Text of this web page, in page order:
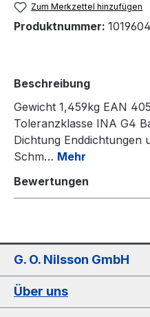
Zum Merkzettel hinzufügen
Produktnummer:
Beschreibung
Gewicht 1,459kg EAN
Toleranzklasse INA G4
Dichtung Enddichtungen
Schm… Mehr
Bewertungen
G. O. Nilsson GmbH
Über uns